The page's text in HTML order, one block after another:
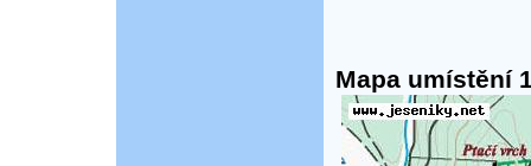
Mapa umístění